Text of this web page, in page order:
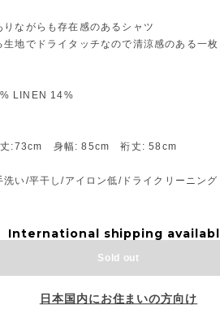
りながらも存在感のあるシャツ
生地でドライタッチなので清涼感のある一
LINEN 14%
丈:73cm 身幅: 85cm 裄丈: 58cm
い/平干し/アイロン低/ドライクリーニング
International shipping
Sold out
日本国内にお住まいの方向け